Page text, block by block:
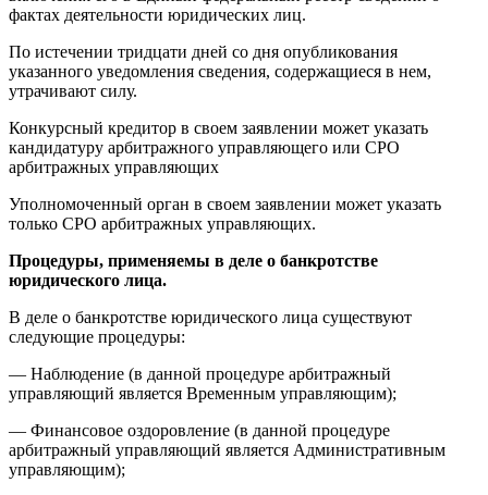
фактах деятельности юридических лиц.
По истечении тридцати дней со дня опубликования
указанного уведомления сведения, содержащиеся в нем,
утрачивают силу.
Конкурсный кредитор в своем заявлении может указать
кандидатуру арбитражного управляющего или СРО
арбитражных управляющих
Уполномоченный орган в своем заявлении может указать
только СРО арбитражных управляющих.
Процедуры, применяемы в деле о банкротстве
юридического лица.
В деле о банкротстве юридического лица существуют
следующие процедуры:
— Наблюдение (в данной процедуре арбитражный
управляющий является Временным управляющим);
— Финансовое оздоровление (в данной процедуре
арбитражный управляющий является Административным
управляющим);